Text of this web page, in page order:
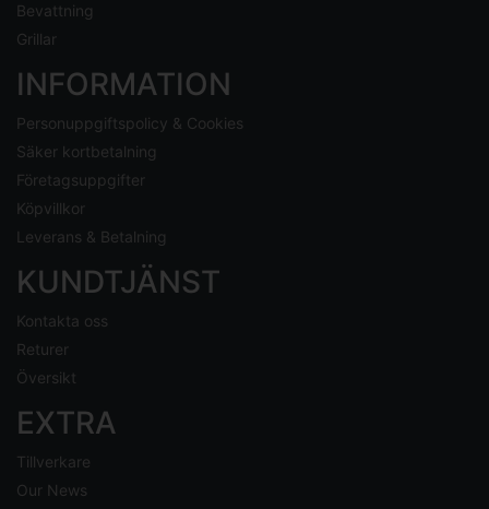
Bevattning
Grillar
INFORMATION
Personuppgiftspolicy & Cookies
Säker kortbetalning
Företagsuppgifter
Köpvillkor
Leverans & Betalning
KUNDTJÄNST
Kontakta oss
Returer
Översikt
EXTRA
Tillverkare
Our News